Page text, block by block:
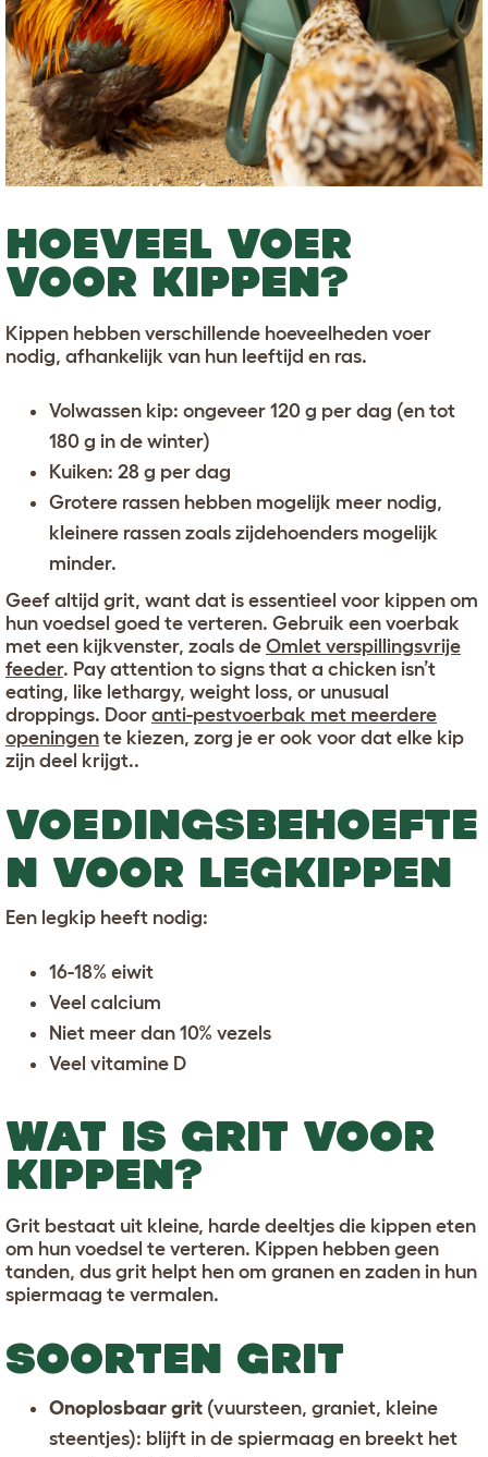
HOEVEEL VOER
VOOR KIPPEN?
Kippen hebben verschillende hoeveelheden voer
nodig, afhankelijk van hun leeftijd en ras.
Volwassen kip: ongeveer 120 g per dag (en tot
180 g in de winter)
Kuiken: 28 g per dag
Grotere rassen hebben mogelijk meer nodig,
kleinere rassen zoals zijdehoenders mogelijk
minder.
Geef altijd grit, want dat is essentieel voor kippen om
hun voedsel goed te verteren. Gebruik een voerbak
met een kijkvenster, zoals de Omlet verspillingsvrije
feeder. Pay attention to signs that a chicken isn’t
eating, like lethargy, weight loss, or unusual
droppings. Door anti-pestvoerbak met meerdere
openingen te kiezen, zorg je er ook voor dat elke kip
zijn deel krijgt..
VOEDINGSBEHOEFTE
N VOOR LEGKIPPEN
Een legkip heeft nodig:
16-18% eiwit
Veel calcium
Niet meer dan 10% vezels
Veel vitamine D
WAT IS GRIT VOOR
KIPPEN?
Grit bestaat uit kleine, harde deeltjes die kippen eten
om hun voedsel te verteren. Kippen hebben geen
tanden, dus grit helpt hen om granen en zaden in hun
spiermaag te vermalen.
SOORTEN GRIT
Onoplosbaar grit (vuursteen, graniet, kleine
steentjes): blijft in de spiermaag en breekt het